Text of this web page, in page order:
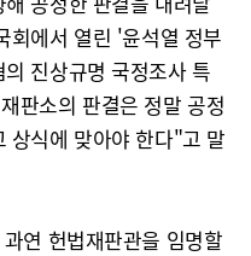
회에서 열린 '윤석열 정부
진상규명 국정조사 특
판소의 판결은 정말 공정
상식에 맞아야 한다"고 말
연 헌법재판관을 임명할